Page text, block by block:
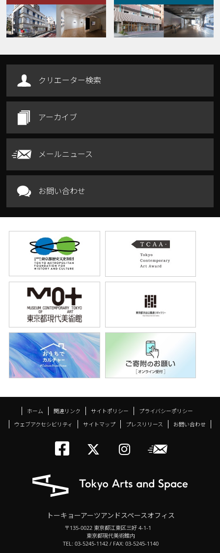
Our Facilities
クリエーター検索
アーカイブ
メールニュース
お問い合わせ
ホーム 関連リンク サイトポリシー
プライバシーポリシー
ウェブアクセシビリティ
サイトマップ プレスリリース お問い合わせ
トーキョーアーツ
メールニ
トーキョーアーツアンドスペースオフィス
〒135-0022 東京都江東区三好 4-1-1
東京都現代美術館内
TEL: 03-5245-1142 / FAX: 03-5245-1140